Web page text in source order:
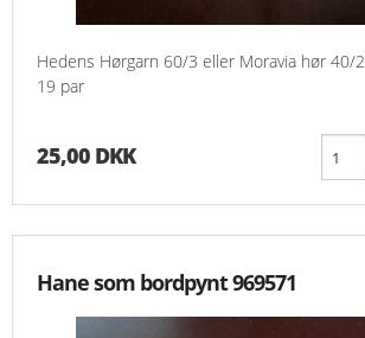
Hedens Hørgarn 60/3 eller Moravia hør 40/2
19 par
25,00 DKK
Hane som bordpynt 969571